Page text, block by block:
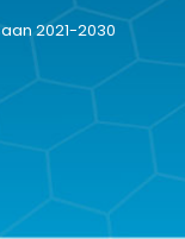
2021-2030